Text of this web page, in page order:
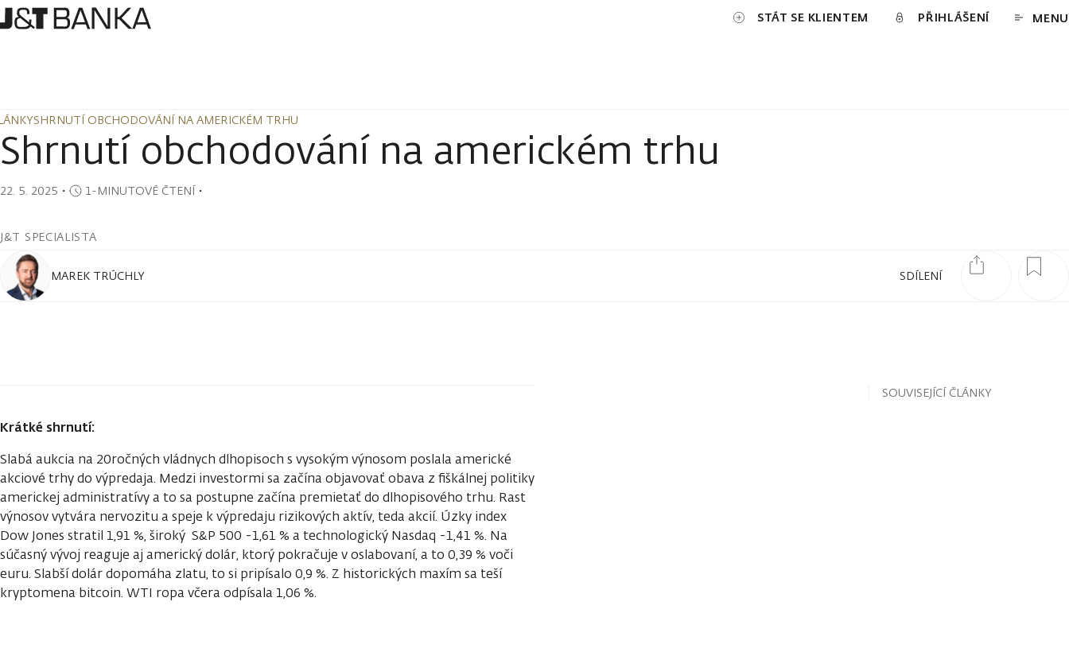
STÁT SE KLIENTEM PŘIHLÁŠENÍ MENU
SHRNUTÍ OBCHODOVÁNÍ NA AMERICKÉM TRHU
SHRNUTÍ OBCHODOVÁNÍ NA AMERICKÉM TRHU
Shrnutí obchodování na americkém trhu
22. 5. 2025 ・ 1-MINUTOVÉ ČTENÍ・
J&T SPECIALISTA
SDÍLENÍ
MAREK TRÚCHLY
Krátké shrnutí:
Slabá aukcia na 20ročných vládnych dlhopisoch s vysokým výnosom poslala americké
akciové trhy do výpredaja. Medzi investormi sa začína objavovať obava z fiškálnej politiky
americkej administratívy a to sa postupne začína premietať do dlhopisového trhu. Rast
výnosov vytvára nervozitu a speje k výpredaju rizikových aktív, teda akcií. Úzky index
Dow Jones stratil 1,91 %, široký S&P 500 -1,61 % a technologický Nasdaq -1,41 %. Na
súčasný vývoj reaguje aj americký dolár, ktorý pokračuje v oslabovaní, a to 0,39 % voči
euru. Slabší dolár dopomáha zlatu, to si pripísalo 0,9 %. Z historických maxím sa teší
kryptomena bitcoin. WTI ropa včera odpísala 1,06 %.
SOUVISEJÍCÍ ČLÁNKY